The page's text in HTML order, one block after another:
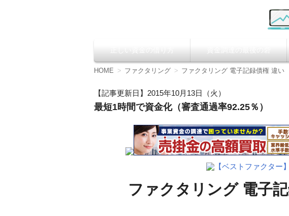
資金調達の方法【ビジファ
ン
テ
ツ
へ
移
HOME ファクタリング ファクタリング 電子記録債権 違い
【記事更新日】2015年10月13日（火）
最短1時間で資金化（審査通過率92.25％）
【ベストファクター】
ファクタリング 電子